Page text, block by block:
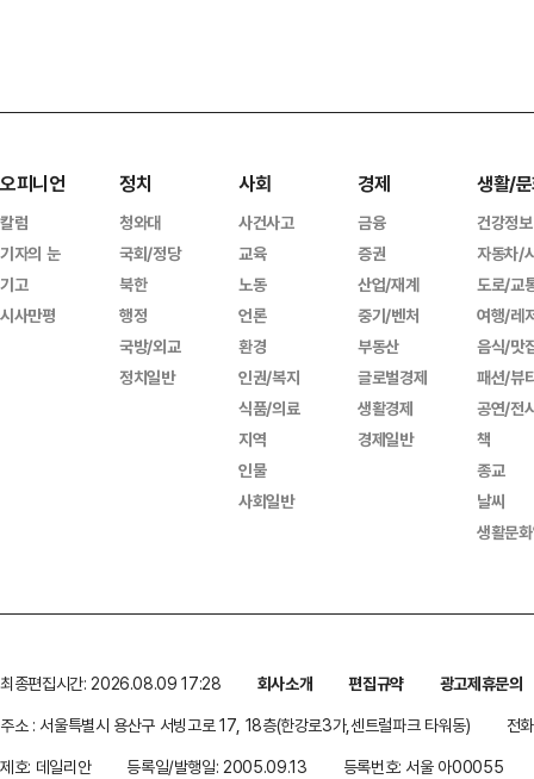
오피니언
칼럼
기자의 눈
기고
시사만평
정치
청와대
국회/정당
북한
행정
국방/외교
정치일반
사회
사건사고
교육
노동
언론
환경
인권/복지
식품/의료
지역
인물
사회일반
경제
금융
증권
산업/재계
중기/벤처
부동산
글로벌경제
생활경제
경제일반
생활/
건강정보
자동차/
도로/교
여행/레
음식/맛
패션/뷰
공연/전
책
종교
날씨
생활문
최종편집시간: 2026.08.09 17:28 회사소개 편집규약
광고제휴문의
주소 : 서울특별시 용산구 서빙고로 17, 18층(한강로3가,센트럴파크 타워동)
전
제호: 데일리안
등록일/발행일: 2005.09.13 등록번호: 서울 아00055